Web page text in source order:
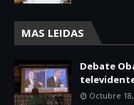
MAS LEIDAS
Debate
Octubre